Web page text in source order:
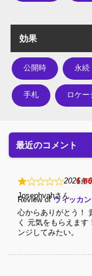
効果
公開時 永続
手札 ロケー
最近のコメント
1
2026年
Review of ウィッカン
心からありがとう！
く 元気をもらえま
ンジしてみたい。
Josephvah